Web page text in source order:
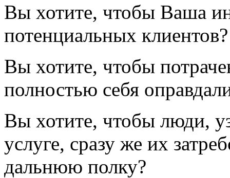
Вы хотите, чтобы Ваша
потенциальных клиентов?
Вы хотите, чтобы
полностью себя
Вы хотите, чтобы люди,
услуге, сразу же их
дальнюю полку?